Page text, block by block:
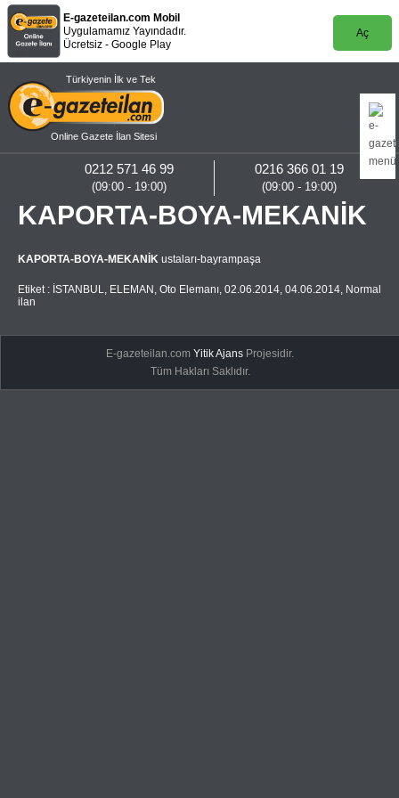
E-gazeteilan.com Mobil
Uygulamamız Yayındadır.
Ücretsiz - Google Play
Aç
Türkiyenin İlk ve Tek
Online Gazete İlan Sitesi
0216 366 01 19
(09:00 - 19:00)
0212 571 46 99
(09:00 - 19:00)
KAPORTA-BOYA-MEKANİK
KAPORTA-BOYA-MEKANİK ustaları-bayrampaşa
Etiket : İSTANBUL, ELEMAN , Oto Elemanı, 02.06.2014, 04.06.2014, Normal
ilan
E-gazeteilan.comYitik Ajans Projesidir.
Tüm Hakları Saklıdır.